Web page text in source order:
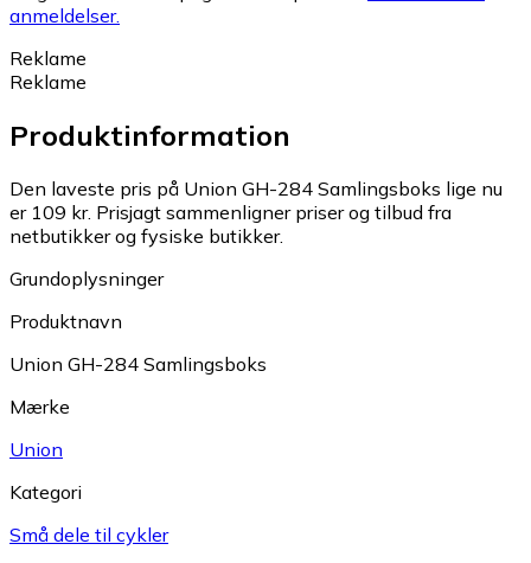
anmeldelser.
Reklame
Reklame
Produktinformation
Den laveste pris på Union GH-284 Samlingsboks lige nu
er 109 kr. Prisjagt sammenligner priser og tilbud fra
netbutikker og fysiske butikker.
Grundoplysninger
Produktnavn
Union GH-284 Samlingsboks
Mærke
Union
Kategori
Små dele til cykler